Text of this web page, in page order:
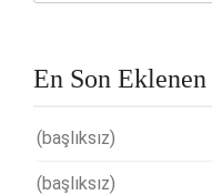
En Son
(başlıksız)
(başlıksız)